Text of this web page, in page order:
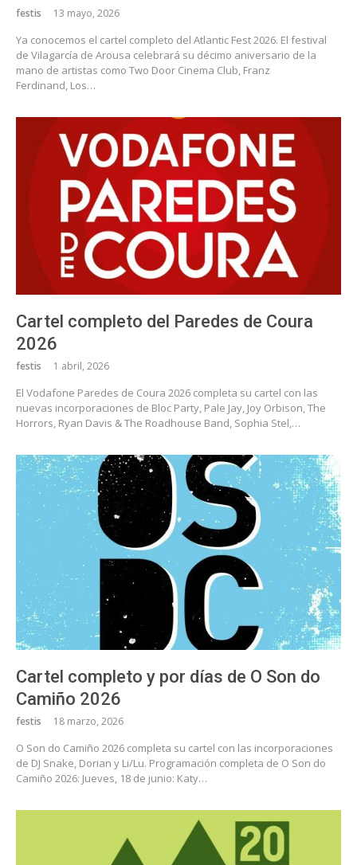
festis 13 mayo, 2026
Ya conocemos el cartel completo del Atlantic Fest 2026. El festival
de Vilagarcía de Arousa celebrará su décimo aniversario de la
mano de artistas como Two Door Cinema Club, Franz
Ferdinand, Los…
Cartel completo del Paredes de Coura
2026
festis 1 abril, 2026
El Vodafone Paredes de Coura 2026 completa su cartel con las
nuevas incorporaciones de Bloc Party, Pale Jay, Joy Orbison, The
Horrors, Ryan Davis & The Roadhouse Band, Sophia Stel,…
Cartel completo y por días de O Son do
Camiño 2026
festis 18 marzo, 2026
O Son do Camiño 2026 completa su cartel con las incorporaciones
de DJ Snake, Dorian y Li/Lu. Programación completa de O Son do
Camiño 2026: Jueves, 18 de junio: Katy…